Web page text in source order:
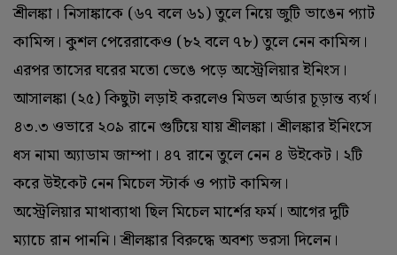
শ্রীলঙ্কা। নিসাঙ্কাকে (‌৬৭ বলে ৬১) তুলে নিয়ে জুটি ভাঙেন প্যাট
কামিন্স। ‌কুশল পেরেরাকেও (‌৮২ বলে ৭৮)‌ তুলে নেন কামিন্স।
এরপর তাসের ঘরের মতো ভেঙে পড়ে অস্ট্রেলিয়ার ইনিংস।
আসালঙ্কা (‌২৫)‌ কিছুটা লড়াই করলেও মিডল অর্ডার চূড়ান্ত ব্যর্থ।
৪৩.‌৩ ওভারে ২০৯ রানে গুটিয়ে যায় শ্রীলঙ্কা। শ্রীলঙ্কার ইনিংসে
ধস নামা অ্যাডাম জাম্পা। ৪৭ রানে তুলে নেন ৪ উইকেট। ২টি
করে উইকেট নেন মিচেল স্টার্ক ও প্যাট কামিন্স।
অস্ট্রেলিয়ার মাথাব্যাথা ছিল মিচেল মার্শের ফর্ম। আগের দুটি
ম্যাচে রান পাননি। শ্রীলঙ্কার বিরুদ্ধে অবশ্য ভরসা দিলেন।